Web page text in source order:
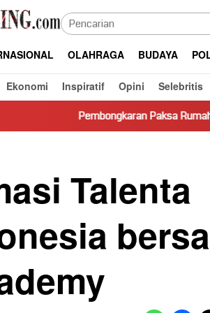
OLAHRAGA BUDAYA
Ekonomi Inspiratif Opini Selebritis
Paksa Rumah Warga di
Talenta